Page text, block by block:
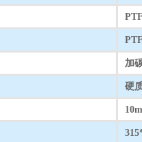
加
硬